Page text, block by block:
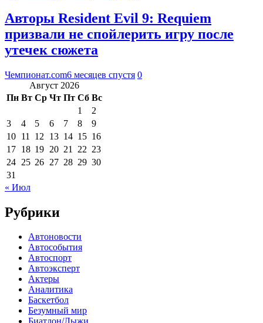
Авторы Resident Evil 9: Requiem
призвали не спойлерить игру после
утечек сюжета
Чемпионат.com6 месяцев спустя 0
Август 2026
Пн Вт Ср Чт Пт Сб Вс
1
2
3
4 5 6 7 8
9
10 11 12 13 14 15 16
17 18 19 20 21 22 23
24 25 26 27 28 29 30
31
« Июл
Рубрики
Автоновости
Автособытия
Автоспорт
Автоэксперт
Актеры
Аналитика
Баскетбол
Безумный мир